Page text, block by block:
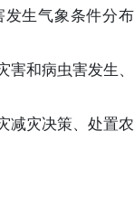
生气象条件分布
和病虫害发生、
减灾决策、处置农